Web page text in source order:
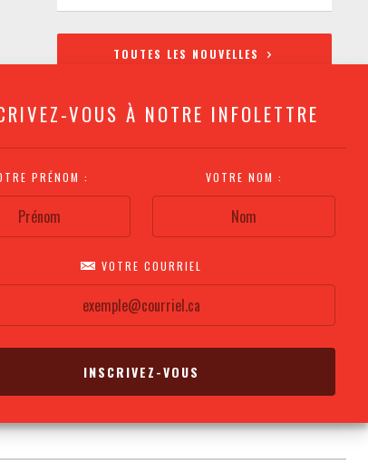
VOUS À NOTRE INFOLETTRE
PRÉNOM : VOTRE NOM :
VOTRE COURRIEL
TOUTES LES NOUVELLES